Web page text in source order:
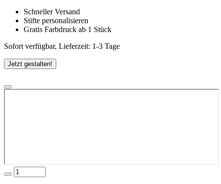
Schneller Versand
Stifte personalisieren
Gratis Farbdruck ab 1 Stück
Sofort verfügbar, Lieferzeit: 1-3 Tage
Jetzt gestalten!